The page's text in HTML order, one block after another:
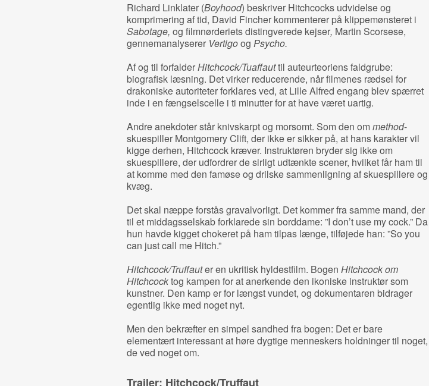
Richard Linklater (Boyhood) beskriver Hitchcocks udvidelse og
komprimering af tid, David Fincher kommenterer på klippemønsteret i
Sabotage, og filmnørderiets distingverede kejser, Martin Scorsese,
gennemanalyserer Vertigoog Psycho.
Af og til forfalderHitchcock/Tuaffauttil auteurteoriens faldgrube:
biografisk læsning. Det virker reducerende, når filmenes rædsel for
drakoniske autoriteter forklares ved, at Lille Alfred engang blev spærret
inde i en fængselscelle i ti minutter for at have været uartig.
Andre anekdoter står knivskarpt og morsomt. Som den ommethod-
skuespiller Montgomery Clift, der ikke er sikker på, at hans karakter vil
kigge derhen, Hitchcock kræver. Instruktøren bryder sig ikke om
skuespillere, der udfordrer de sirligt udtænkte scener, hvilket får ham til
at komme med den famøse og drilske sammenligning af skuespillere og
kvæg.
Det skal næppe forstås gravalvorligt. Det kommer fra samme mand, der
til et middagsselskab forklarede sin borddame: ”I don’t use my cock.” Da
hun havde kigget chokeret på ham tilpas længe, tilføjede han: ”So you
can just call me Hitch.”
Hitchcock/Truffauter en ukritisk hyldestfilm. Bogen Hitchcock om
Hitchcocktog kampen for at anerkende den ikoniske instruktør som
kunstner. Den kamp er for længst vundet, og dokumentaren bidrager
egentlig ikke med noget nyt.
Men den bekræfter en simpel sandhed fra bogen: Det er bare
elementært interessant at høre dygtige menneskers holdninger til noget,
de ved noget om.
Trailer: Hitchcock/Truffaut